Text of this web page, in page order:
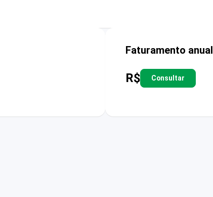
Faturamento anual
R$ Consultar